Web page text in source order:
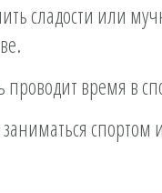
сладости или
время в
спортом